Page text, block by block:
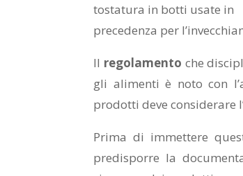
tostatura in botti usate in
precedenza per
Il regolamento che
gli alimenti è noto con
prodotti deve considerare
Prima di immettere
predisporre la